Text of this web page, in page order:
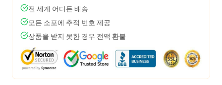
전 세계 어디든 배송
모든 소포에 추적 번호 제공
상품을 받지 못한 경우 전액 환불